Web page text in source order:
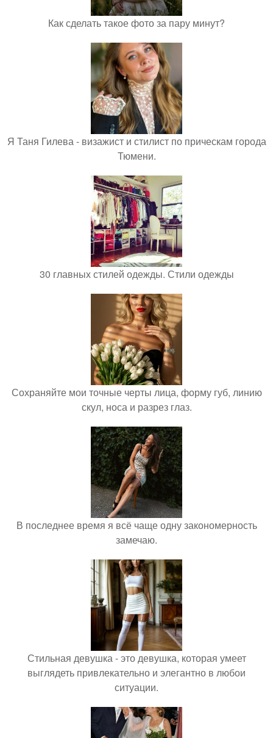
Как сделать такое фото за пару минут?
Я Таня Гилева - визажист и стилист по прическам города
Тюмени.
30 главных стилей одежды. Стили одежды
Сохраняйте мои точные черты лица, форму губ, линию
скул, носа и разрез глаз.
В последнее время я всё чаще одну закономерность
замечаю.
Стильная девушка - это девушка, которая умеет
выглядеть привлекательно и элегантно в любои
ситуации.